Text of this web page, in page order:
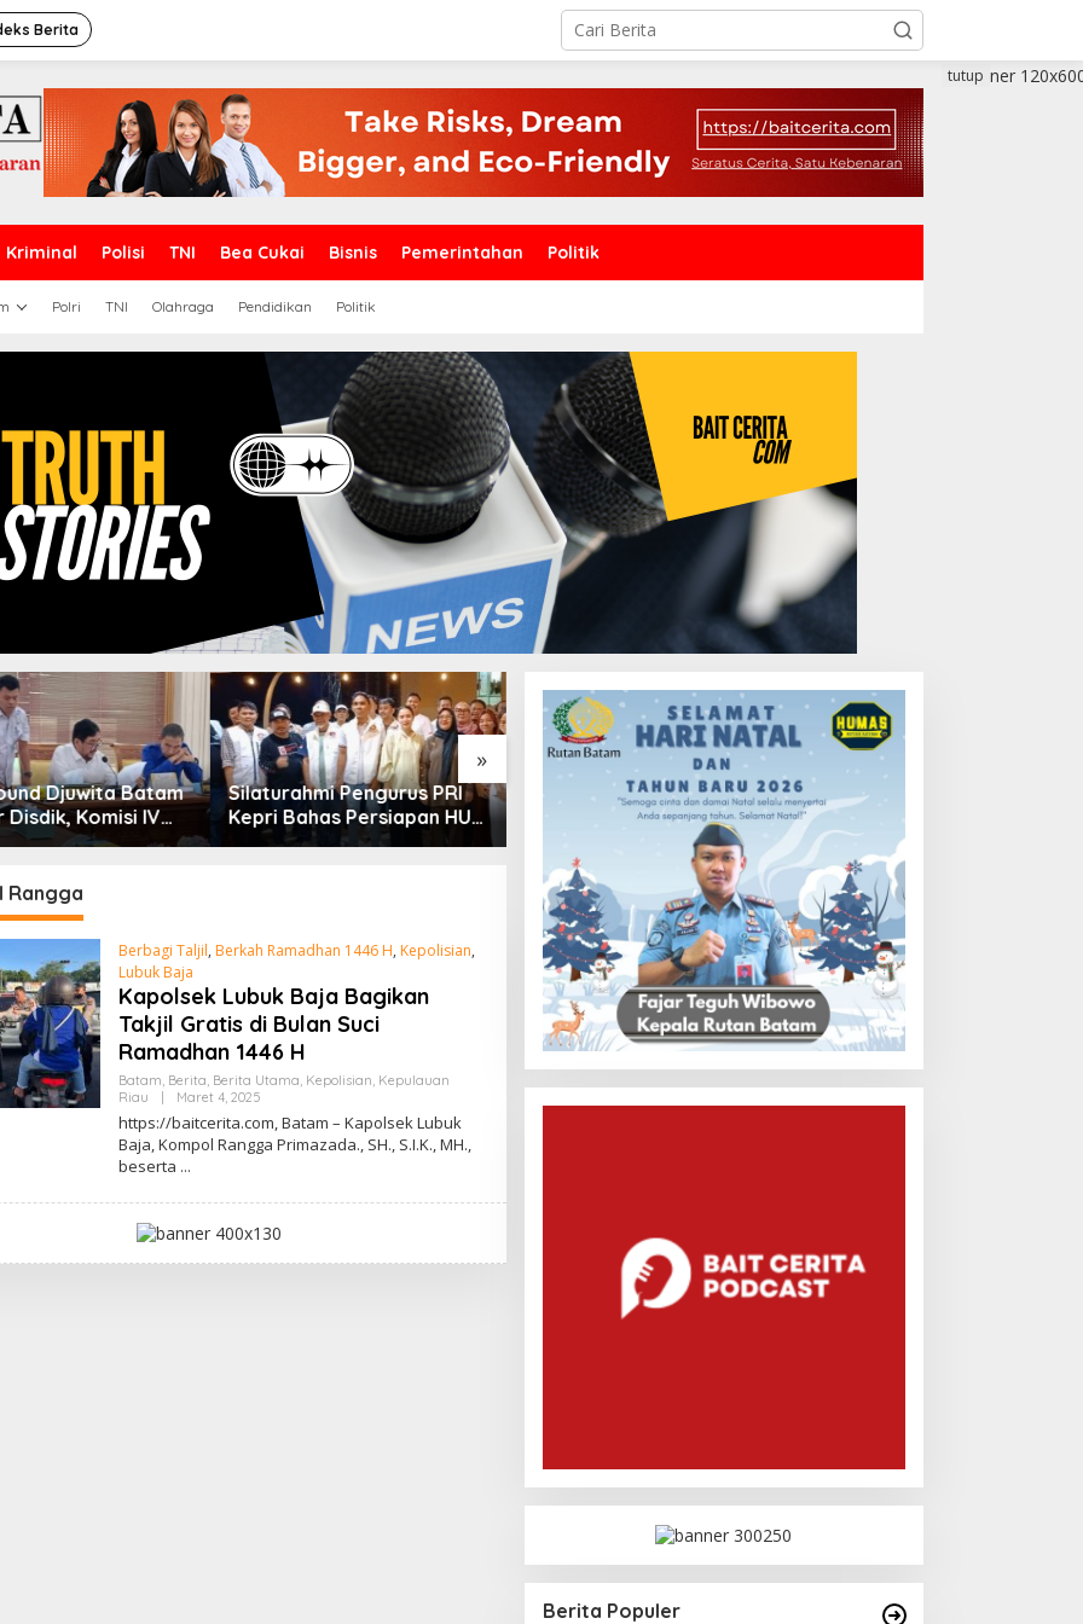
Berita
Kriminal Polisi TNI Bea Cukai Bisnis Pemerintahan Politik
Polri TNI Olahraga Pendidikan Politik
tutup
»
Pengurus PRI
Persiapan HUT
Penguatan
Kuasa Hukum PT Sosor Tala
Jaya Tolak Klaim Perluasan
Kampung Tua Batu Merah
Telkom Raih Lestari Award
2026 Berkat Program
Pengembangan Talenta
Digital
Bukan Unsur Pidana, Kasus
Anak Dibawa Tanpa Izin di
Lubuk Baja Dihentikan
Rangga
Berbagi Taljil, Berkah Ramadhan 1446 H, Kepolisian,
Lubuk Baja
Kapolsek Lubuk Baja Bagikan
Takjil Gratis di Bulan Suci
Ramadhan 1446 H
Batam, Berita, Berita Utama, Kepolisian, Kepulauan
Riau
| Maret 4, 2025
E
H
D
K
I
https://baitcerita.com, Batam – Kapolsek Lubuk
Baja, Kompol Rangga Primazada., SH., S.I.K., MH.,
beserta
Berita Populer